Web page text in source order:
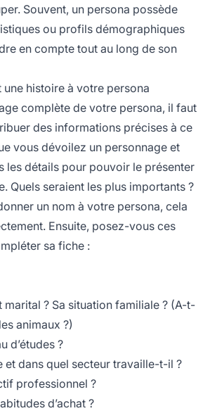
Souvent, un persona possède
ou profils démographiques
en compte tout au long de son
une histoire à votre persona
complète de votre persona, il faut
des informations précises à ce
vous dévoilez un personnage et
les détails pour pouvoir le présenter
Quels seraient les plus importants ?
un nom à votre persona, cela
Ensuite, posez-vous ces
sa fiche :
marital ? Sa situation familiale ? (A-t-
animaux ?)
d’études ?
et dans quel secteur travaille-t-il ?
professionnel ?
d’achat ?